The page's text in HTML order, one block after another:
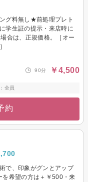
グ料無し★前処理プレト
学生証の提示・来店時に
合は、正規価格。［オー
90分 ￥4,500
全員
約
で、印象がグンとアップ
を希望の方は＋￥500・来